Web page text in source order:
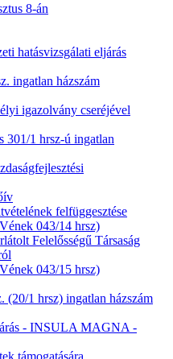
8-án
hatásvizsgálati eljárás
ingatlan házszám
igazolvány cseréjével
301/1 hrsz-ú ingatlan
felfüggesztése
043/14 hrsz)
Felelősségű Társaság
043/15 hrsz)
(20/1 hrsz) ingatlan házszám
- INSULA MAGNA -
támogatására